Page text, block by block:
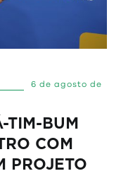
6 de agosto de
TIM-BUM
COM
PROJETO